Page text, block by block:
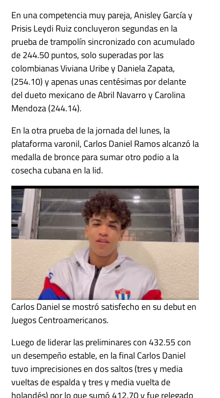
En una competencia muy pareja, Anisley García y
Prisis Leydi Ruiz concluyeron segundas en la
prueba de trampolín sincronizado con acumulado
de 244.50 puntos, solo superadas por las
colombianas Viviana Uribe y Daniela Zapata,
(254.10) y apenas unas centésimas por delante
del dueto mexicano de Abril Navarro y Carolina
Mendoza (244.14).
En la otra prueba de la jornada del lunes, la
plataforma varonil, Carlos Daniel Ramos alcanzó la
medalla de bronce para sumar otro podio a la
cosecha cubana en la lid.
Carlos Daniel se mostró satisfecho en su debut en
Juegos Centroamericanos.
Luego de liderar las preliminares con 432.55 con
un desempeño estable, en la final Carlos Daniel
tuvo imprecisiones en dos saltos (tres y media
vueltas de espalda y tres y media vuelta de
holandés) por lo que sumó 412.70 y fue relegado